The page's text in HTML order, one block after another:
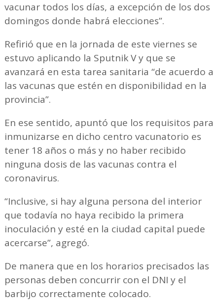
vacunar todos los días, a excepción de los dos
domingos donde habrá elecciones”.
Refirió que en la jornada de este viernes se
estuvo aplicando la Sputnik V y que se
avanzará en esta tarea sanitaria “de acuerdo a
las vacunas que estén en disponibilidad en la
provincia”.
En ese sentido, apuntó que los requisitos para
inmunizarse en dicho centro vacunatorio es
tener 18 años o más y no haber recibido
ninguna dosis de las vacunas contra el
coronavirus.
“Inclusive, si hay alguna persona del interior
que todavía no haya recibido la primera
inoculación y esté en la ciudad capital puede
acercarse”, agregó.
De manera que en los horarios precisados las
personas deben concurrir con el DNI y el
barbijo correctamente colocado.